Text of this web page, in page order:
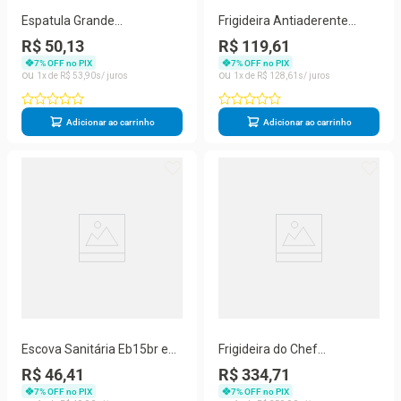
Espatula Grande
Profissional Cabo Longo Aço
Inox Buffet
R$ 50,13
7% OFF no PIX
1
R$ 53 90
Adicionar ao carrinho
Frigideira Antiaderente
Ceramico Inducao 1L
Marrom 18cm
R$ 119,61
7% OFF no PIX
1
R$ 128 61
Adicionar ao carrinho
Escova Sanitária Eb15br em
Aço Inoxidável com Cabo
Longo e Suporte para
R$ 46,41
7% OFF no PIX
Frigideira do Chef
Profissional Alumínio
Antiaderente Chapa 32cm
R$ 334,71
7% OFF no PIX